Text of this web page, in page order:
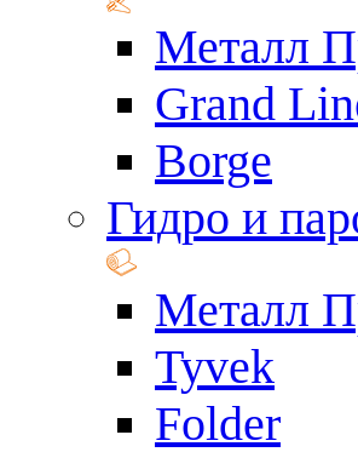
Металл
Grand
Borge
Гидро и
Металл
Tyvek
Folder